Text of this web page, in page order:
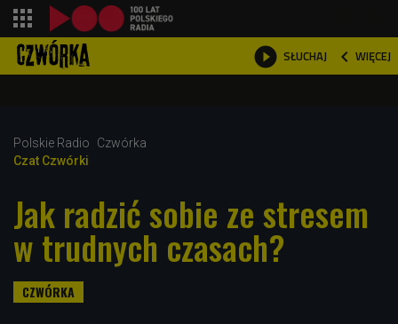
 SŁUCHAJ  WIĘCEJ

Polskie Radio
Czwórka
Czat Czwórki
Jak radzić sobie ze stresem
w trudnych czasach?